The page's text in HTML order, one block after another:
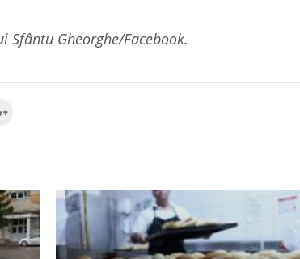
Gheorghe/Facebook.